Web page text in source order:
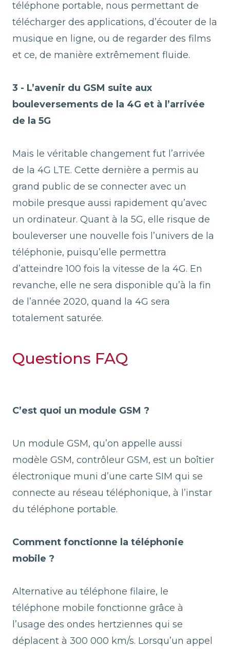
téléphone portable, nous permettant de
télécharger des applications, d’écouter de la
musique en ligne, ou de regarder des films
et ce, de manière extrêmement fluide.
3 - L’avenir du GSM suite aux
bouleversements de la 4G et à l’arrivée
de la 5G
Mais le véritable changement fut l’arrivée
de la 4G LTE. Cette dernière a permis au
grand public de se connecter avec un
mobile presque aussi rapidement qu’avec
un ordinateur. Quant à la 5G, elle risque de
bouleverser une nouvelle fois l’univers de la
téléphonie, puisqu’elle permettra
d’atteindre 100 fois la vitesse de la 4G. En
revanche, elle ne sera disponible qu’à la fin
de l’année 2020, quand la 4G sera
totalement saturée.
Questions FAQ
C’est quoi un module GSM ?
Un module GSM, qu’on appelle aussi
modèle GSM, contrôleur GSM, est un boîtier
électronique muni d’une carte SIM qui se
connecte au réseau téléphonique, à l’instar
du téléphone portable.
Comment fonctionne la téléphonie
mobile ?
Alternative au téléphone filaire, le
téléphone mobile fonctionne grâce à
l’usage des ondes hertziennes qui se
déplacent à 300 000 km/s. Lorsqu’un appel